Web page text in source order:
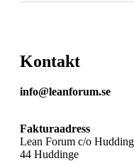
Kontakt
info@leanforum.se
Fakturaadress
Lean Forum c/o
44 Huddinge